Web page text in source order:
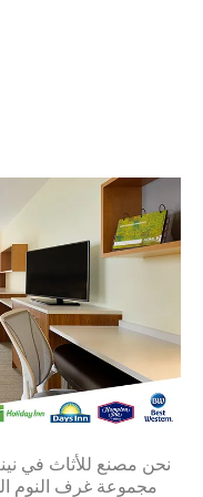
نحن مصنع للأثاث في
مجموعة غرف النوم